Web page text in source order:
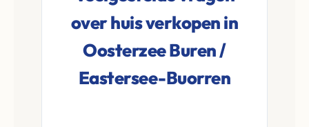
over huis verkopen in
Oosterzee Buren /
Eastersee-Buorren